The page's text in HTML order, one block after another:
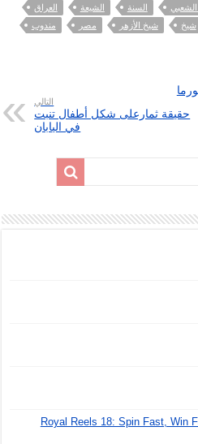
الشعبي السنة الشيعة
العراق
شيخ شيخ الأزهر مصر
مندوب
التالي
حقيقة ثمارعلى شكل أطفال تنبت
في اليابان
Royal Reels 18: Spin Fast, Win